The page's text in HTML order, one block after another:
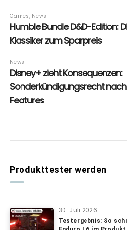
Produkttester werden
30. Juli 2026
Testergebnis: So